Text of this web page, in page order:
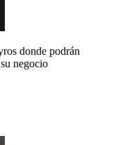
donde podrán
negocio